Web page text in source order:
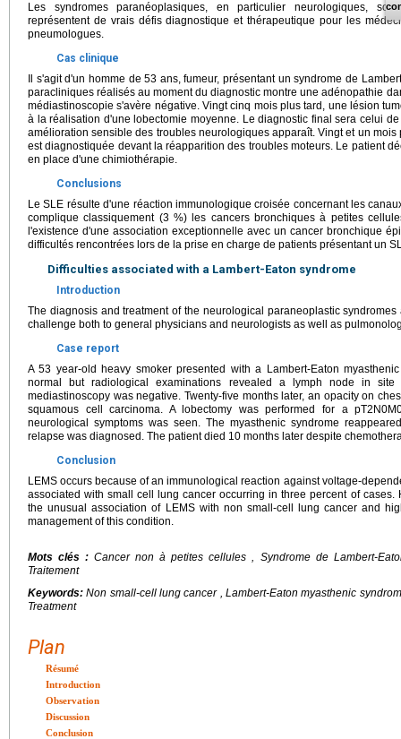
Les syndromes paranéoplasiques, en particulier neurologiques,
représentent de vrais défis diagnostique et thérapeutique pour les
pneumologues.
Cas clinique
Il s'agit d'un homme de 53 ans, fumeur, présentant un syndrome de
paracliniques réalisés au moment du diagnostic montre une adénopathie
médiastinoscopie s'avère négative. Vingt cinq mois plus tard, une lésion
à la réalisation d'une lobectomie moyenne. Le diagnostic final sera celui
amélioration sensible des troubles neurologiques apparaît. Vingt et un
est diagnostiquée devant la réapparition des troubles moteurs. Le patient
en place d'une chimiothérapie.
Conclusions
Le SLE résulte d'une réaction immunologique croisée concernant les
complique classiquement (3 %) les cancers bronchiques à petites
l'existence d'une association exceptionnelle avec un cancer bronchique
difficultés rencontrées lors de la prise en charge de patients présentant un
Difficulties associated with a Lambert-Eaton syndrome
Introduction
The diagnosis and treatment of the neurological paraneoplastic
challenge both to general physicians and neurologists as well as
Case report
A 53 year-old heavy smoker presented with a Lambert-Eaton
normal but radiological examinations revealed a lymph node in
mediastinoscopy was negative. Twenty-five months later, an opacity on
squamous cell carcinoma. A lobectomy was performed for a
neurological symptoms was seen. The myasthenic syndrome
relapse was diagnosed. The patient died 10 months later despite
Conclusion
LEMS occurs because of an immunological reaction against voltage-
associated with small cell lung cancer occurring in three percent of cases.
the unusual association of LEMS with non small-cell lung cancer and
management of this condition.
Mots clés :Cancer non à petites cellules , Syndrome de Lambert-
Traitement
Keywords:Non small-cell lung cancer , Lambert-Eaton myasthenic
Treatment
Plan
Résumé
Introduction
Observation
Discussion
Conclusion